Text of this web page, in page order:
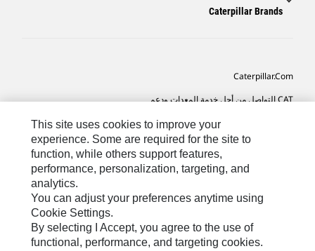
Caterpillar Brands
Caterpillar.com
CAT التواصل من أجل خدمة المعدات ودعم
تفضيلات التسويق الخاصة بي
خريطة الموقع
Cookie Settings
This site uses cookies to improve your
experience. Some are required for the site to
function, while others support features,
performance, personalization, targeting, and
analytics.
You can adjust your preferences anytime using
Cookie Settings.
By selecting I Accept, you agree to the use of
functional, performance, and targeting cookies.